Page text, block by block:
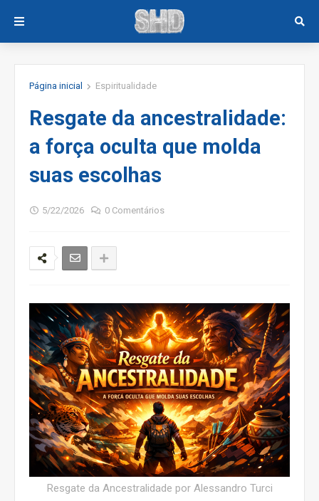
Página inicial Espiritualidade
Resgate da ancestralidade:
a força oculta que molda
suas escolhas
5/22/2026 0 Comentários
Resgate da Ancestralidade por Alessandro Turci